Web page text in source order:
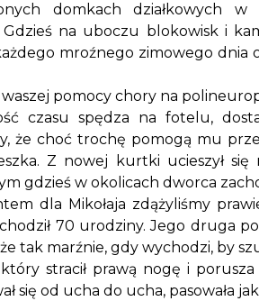
domkach działkowych w
Gdzieś na uboczu blokowisk i
mroźnego zimowego dnia
waszej pomocy chory na
czasu spędza na fotelu,
że choć trochę pomogą mu
Z nowej kurtki ucieszył
gdzieś w okolicach dworca
dla Mikołaja zdążyliśmy
70 urodziny. Jego druga
tak marźnie, gdy wychodzi, by
stracił prawą nogę i
się od ucha do ucha, pasowała jak